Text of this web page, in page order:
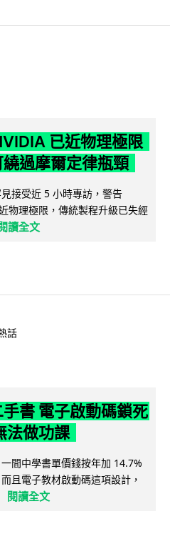
已近物理極限
過摩爾定律瓶頸
接受近 5 小時專訪，警告
物理極限，傳統製程升級已失經
閱讀全文
話
書 電子啟動碼鎖死
法做功課
間中學書單價錢按年加 14.7%
且電子教材啟動碼這項設計，
閱讀全文